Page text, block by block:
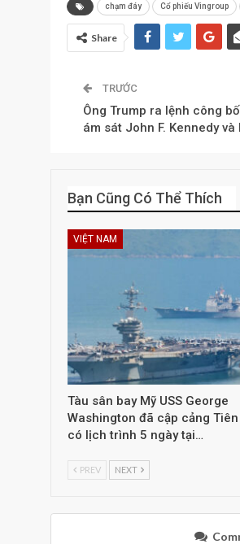
chạm đáy Cổ phiếu Vingroup
Share
TRƯỚC
Ông Trump ra lệnh công
ám sát John F. Kennedy
Bạn Cũng Có Thể Thích
VIỆT NAM
Tàu sân bay Mỹ USS George
Washington đã cập cảng Tiên
có lịch trình 5 ngày tại…
PREV NEXT